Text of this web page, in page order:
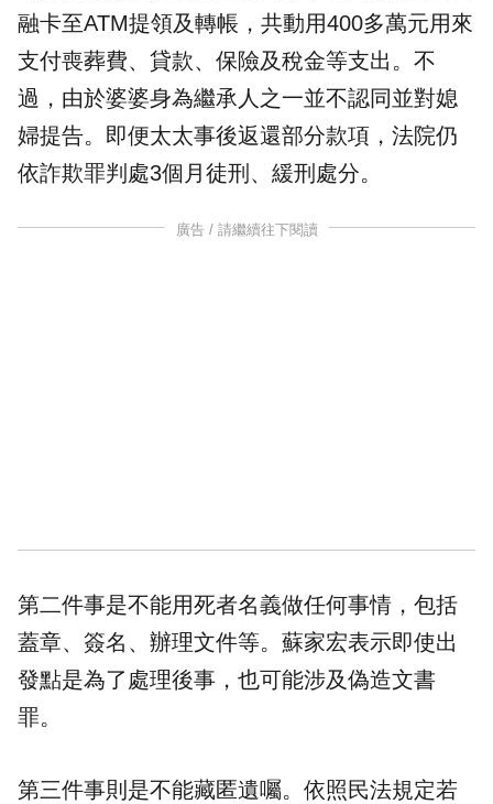
融卡至ATM提領及轉帳，共動用400多萬元用來
支付喪葬費、貸款、保險及稅金等支出。不
過，由於婆婆身為繼承人之一並不認同並對媳
婦提告。即便太太事後返還部分款項，法院仍
依詐欺罪判處3個月徒刑、緩刑處分。
廣告 / 請繼續往下閱讀
第二件事是不能用死者名義做任何事情，包括
蓋章、簽名、辦理文件等。蘇家宏表示即使出
發點是為了處理後事，也可能涉及偽造文書
罪。
第三件事則是不能藏匿遺囑。依照民法規定若